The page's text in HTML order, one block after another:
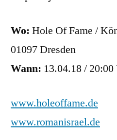
Wo: Hole Of Fame /
01097 Dresden
Wann: 13.04.18 /
www.holeoffame.de
www.romanisrael.de